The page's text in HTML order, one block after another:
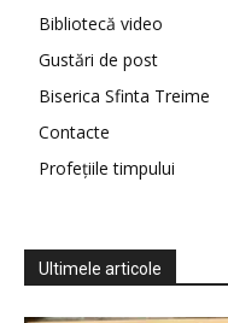
Bibliotecă video
Gustări de post
Biserica Sfinta Treime
Contacte
Profețiile timpului
Ultimele articole